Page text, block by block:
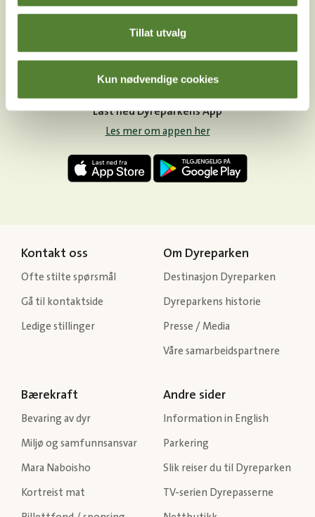
Tillat utvalg
Kun nødvendige cookies
Last ned Dyreparkens App
Les mer om appen her
Kontakt oss
Ofte stilte spørsmål
Gå til kontaktside
Ledige stillinger
Om Dyreparken
Destinasjon Dyreparken
Dyreparkens historie
Presse / Media
Våre samarbeidspartnere
Bærekraft
Bevaring av dyr
Miljø og samfunnsansvar
Mara Naboisho
Kortreist mat
Andre sider
Information in English
Parkering
Slik reiser du til Dyreparken
TV-serien Dyrepasserne